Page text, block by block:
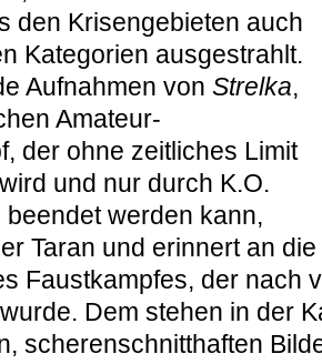
den Krisengebieten auch
Kategorien ausgestrahlt.
Aufnahmen von Strelka,
Amateur-
der ohne zeitliches Limit
und nur durch K.O.
beendet werden kann,
Taran und erinnert an die
Faustkampfes, der nach
Dem stehen in der
scherenschnitthaften